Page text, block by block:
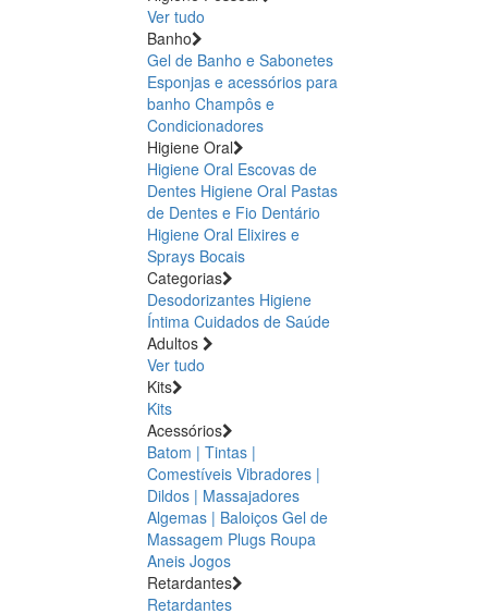
Ver tudo
Banho
Gel de Banho e Sabonetes
Esponjas e acessórios para
banho Champôs e
Condicionadores
Higiene Oral
Higiene Oral Escovas de
Dentes Higiene Oral Pastas
de Dentes e Fio Dentário
Higiene Oral Elixires e
Sprays Bocais
Categorias
Desodorizantes Higiene
Íntima Cuidados de Saúde
Adultos
Ver tudo
Kits
Kits
Acessórios
Batom | Tintas |
Comestíveis Vibradores |
Dildos | Massajadores
Algemas | Baloiços Gel de
Massagem Plugs Roupa
Aneis Jogos
Retardantes
Retardantes